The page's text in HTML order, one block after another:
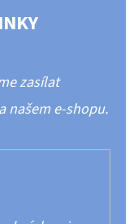
zasílat
našem e-shopu.